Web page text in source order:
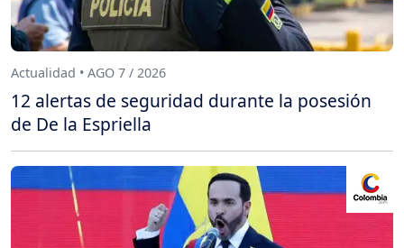
Actualidad • AGO 7 / 2026
12 alertas de seguridad durante la posesión
de De la Espriella